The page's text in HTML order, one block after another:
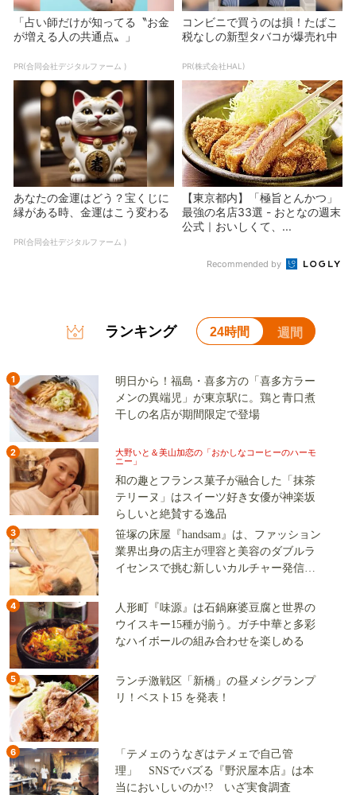
「占い師だけが知ってる〝お金
が増える人の共通点〟」
PR(合同会社デジタルファーム )
コンビニで買うのは損！たばこ
税なしの新型タバコが爆売れ中
PR(株式会社HAL)
あなたの金運はどう？宝くじに
縁がある時、金運はこう変わる
PR(合同会社デジタルファーム )
【東京都内】「極旨とんかつ」
最強の名店33選 - おとなの週末
公式｜おいしくて、...
Recommended by
ランキング 24時間 週間
1
明日から！福島・喜多方の「喜多方ラー
メンの異端児」が東京駅に。鶏と青口煮
干しの名店が期間限定で登場
2
大野いと＆美山加恋の「おかしなコーヒーのハーモ
ニー」
和の趣とフランス菓子が融合した「抹茶
テリーヌ」はスイーツ好き女優が神楽坂
らしいと絶賛する逸品
3
笹塚の床屋『handsam』は、ファッション
業界出身の店主が理容と美容のダブルラ
イセンスで挑む新しいカルチャー発信基
4
人形町『味源』は石鍋麻婆豆腐と世界の
ウイスキー15種が揃う。ガチ中華と多彩
なハイボールの組み合わせを楽しめる
5
ランチ激戦区「新橋」の昼メシグランプ
リ！ベスト15 を発表！
6
「テメェのうなぎはテメェで自己管
理」 SNSでバズる『野沢屋本店』は本
当においしいのか!? いざ実食調査